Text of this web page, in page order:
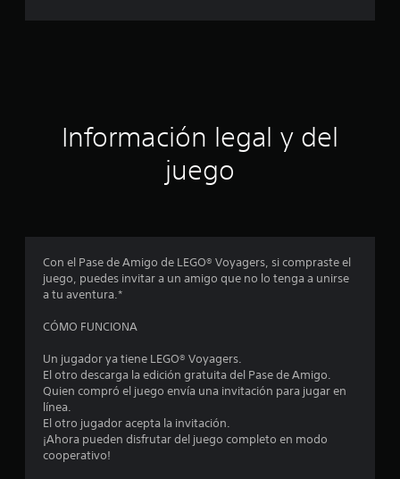
r
l
a
n
n
Información legal y del
juego
Con el Pase de Amigo de LEGO® Voyagers, si compraste el
juego, puedes invitar a un amigo que no lo tenga a unirse
a tu aventura.*
CÓMO FUNCIONA
Un jugador ya tiene LEGO® Voyagers.
El otro descarga la edición gratuita del Pase de Amigo.
Quien compró el juego envía una invitación para jugar en
línea.
El otro jugador acepta la invitación.
¡Ahora pueden disfrutar del juego completo en modo
cooperativo!